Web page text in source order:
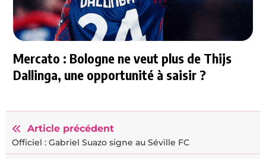
Mercato : Bologne ne veut plus de Thijs
Dallinga, une opportunité à saisir ?
Article précédent
Officiel : Gabriel Suazo signe au Séville FC